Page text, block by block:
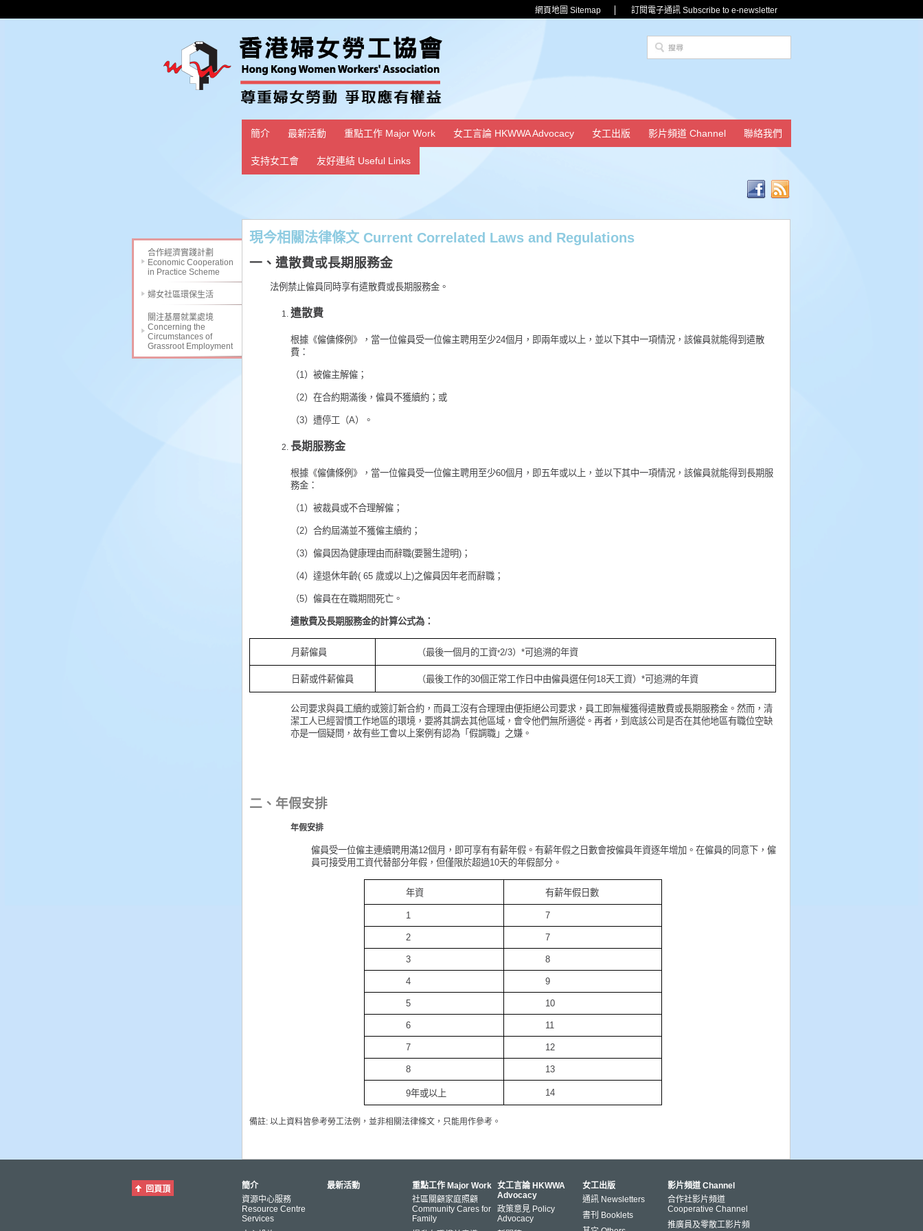
網頁地圖 Sitemap 訂閱電子通訊 Subscribe to e-newsletter
簡介 最新活動 重點工作 Major Work 女工言論 HKWWA Advocacy 女工出版 影片頻道 Channel 聯絡我們
支持女工會 友好連結 Useful Links
合作經濟實踐計劃
Economic Cooperation
in Practice Scheme
婦女社區環保生活
關注基層就業處境
Concerning the
Circumstances of
Grassroot Employment
現今相關法律條文 Current Correlated Laws and Regulations
一、 遣散費或長期服務金
法例禁止僱員同時享有遣散費或長期服務金。
遣散費
根據《僱傭條例》，當一位僱員受一位僱主聘用至少24個月，即兩年或以上，並以下其中一項情況，該僱員就能得到遣散
費：
（1）被僱主解僱；
（2）在合約期滿後，僱員不獲續約；或
（3）遭停工（A）。
長期服務金
根據《僱傭條例》，當一位僱員受一位僱主聘用至少60個月，即五年或以上，並以下其中一項情況，該僱員就能得到長期服
務金：
（1）被裁員或不合理解僱；
（2）合約屆滿並不獲僱主續約；
（3）僱員因為健康理由而辭職(要醫生證明)；
（4）達退休年齡( 65 歲或以上)之僱員因年老而辭職；
（5）僱員在在職期間死亡。
遣散費及長期服務金的計算公式為：
月薪僱員 （最後一個月的工資*2/3）*可追溯的年資
日薪或件薪僱員 （最後工作的30個正常工作日中由僱員選任何18天工資）*可追溯的年資
公司要求與員工續約或簽訂新合約，而員工沒有合理理由便拒絕公司要求，員工即無權獲得遣散費或長期服務金。然而，清
潔工人已經習慣工作地區的環境，要將其調去其他區域，會令他們無所適從。再者，到底該公司是否在其他地區有職位空缺
亦是一個疑問，故有些工會以上案例有認為「假調職」之嫌。
二、年假安排
年假安排
僱員受一位僱主連續聘用滿12個月，即可享有有薪年假。有薪年假之日數會按僱員年資逐年增加。在僱員的同意下，僱
員可接受用工資代替部分年假，但僅限於超過10天的年假部分。
年資 有薪年假日數
1 7
2 7
3 8
4 9
5 10
6 11
7 12
8 13
9年或以上 14
備註: 以上資料皆參考勞工法例，並非相關法律條文，只能用作參考。
回頁頂
簡介
資源中心服務
Resource Centre
Services
最新活動
重點工作 Major Work
社區關顧家庭照顧
Community Cares for
Family
女工言論 HKWWA
Advocacy
政策意見 Policy
Advocacy
女工出版
通訊 Newsletters
書刊 Booklets
影片頻道 Channel
合作社影片頻道
Cooperative Channel
推廣員及零散工影片頻